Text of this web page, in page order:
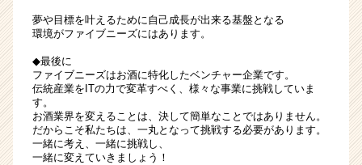
夢や目標を叶えるために自己成長が出来る基盤となる
環境がファイブニーズにはあります。
◆最後に
ファイブニーズはお酒に特化したベンチャー企業です。
伝統産業をITの力で変革すべく、様々な事業に挑戦していま
す。
お酒業界を変えることは、決して簡単なことではありません。
だからこそ私たちは、一丸となって挑戦する必要があります。
一緒に考え、一緒に挑戦し、
一緒に変えていきましょう！